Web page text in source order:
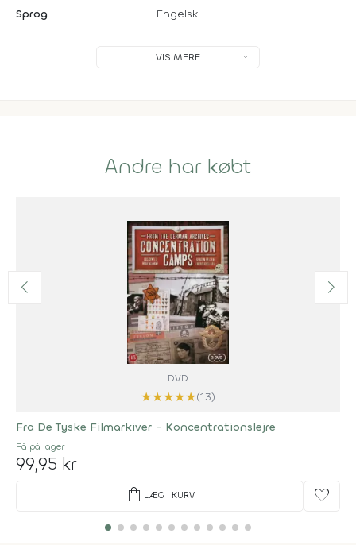
Sprog Engelsk
VIS MERE
Andre har købt
DVD
★★★★★(13)
Fra De Tyske Filmarkiver - Koncentrationslejre
Få på lager
99,95 kr
shopping_bag LÆG I KURV favorite